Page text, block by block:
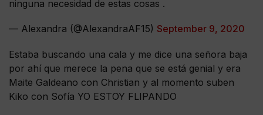
ninguna necesidad de estas cosas .
— Alexandra (@AlexandraAF15) September 9, 2020
Estaba buscando una cala y me dice una señora baja
por ahí que merece la pena que se está genial y era
Maite Galdeano con Christian y al momento suben
Kiko con Sofía YO ESTOY FLIPANDO